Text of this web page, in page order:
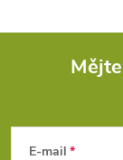
E-mail